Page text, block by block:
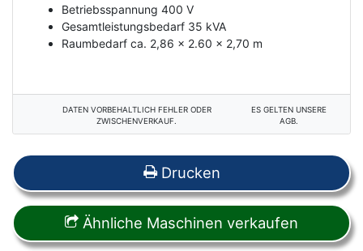
Betriebsspannung 400 V
Gesamtleistungsbedarf 35 kVA
Raumbedarf ca. 2,86 x 2.60 x 2,70 m
DATEN VORBEHALTLICH FEHLER ODER
ZWISCHENVERKAUF.
ES GELTEN UNSERE
AGB.
Drucken
Ähnliche Maschinen verkaufen